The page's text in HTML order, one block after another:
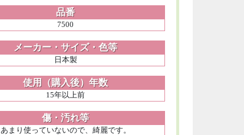
品番
7500
メーカー・サイズ・色等
日本製
使用（購入後）年数
15年以上前
傷・汚れ等
あまり使っていないので、綺麗です。